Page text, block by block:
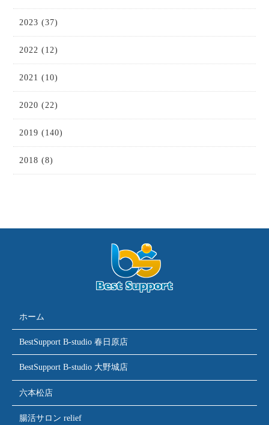
2023 (37)
2022 (12)
2021 (10)
2020 (22)
2019 (140)
2018 (8)
ホーム
BestSupport B-studio 春日原店
BestSupport B-studio 大野城店
六本松店
腸活サロン relief